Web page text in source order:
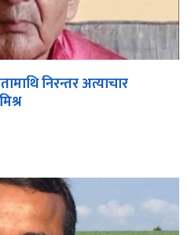
निरन्तर अत्याचार